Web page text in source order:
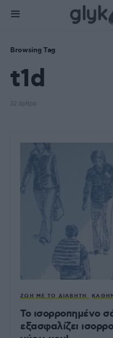
Browsing Tag
t1d
32 άρθρα
ΖΩΉ ΜΕ ΤΟ ΔΙΑΒΉΤΗ
Το ισορροπημένο
εξασφαλίζει